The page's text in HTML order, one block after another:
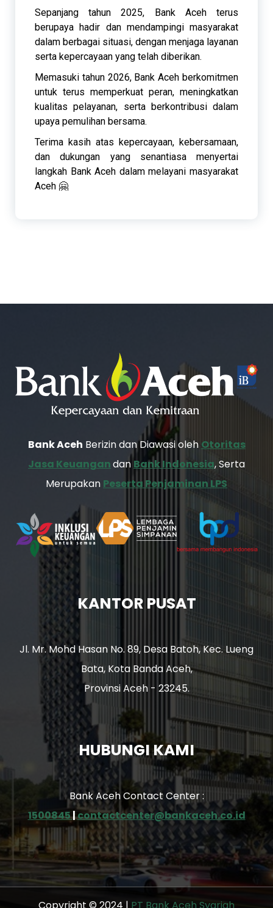
Sepanjang tahun 2025, Bank Aceh terus
berupaya hadir dan mendampingi masyarakat
dalam berbagai situasi, dengan menjaga layanan
serta kepercayaan yang telah diberikan.
Memasuki tahun 2026, Bank Aceh berkomitmen
untuk terus memperkuat peran, meningkatkan
kualitas pelayanan, serta berkontribusi dalam
upaya pemulihan bersama.
Terima kasih atas kepercayaan, kebersamaan,
dan dukungan yang senantiasa menyertai
langkah Bank Aceh dalam melayani masyarakat
Aceh 🤗
Bank Aceh Berizin dan Diawasi oleh Otoritas
Jasa Keuangandan Bank Indonesia, Serta
Merupakan Peserta Penjaminan LPS
KANTOR PUSAT
Jl. Mr. Mohd Hasan No. 89, Desa Batoh, Kec. Lueng
Bata, Kota Banda Aceh,
Provinsi Aceh - 23245.
HUBUNGI KAMI
Bank Aceh Contact Center :
1500845|contactcenter@bankaceh.co.id
Copyright © 2024 | PT Bank Aceh Syariah